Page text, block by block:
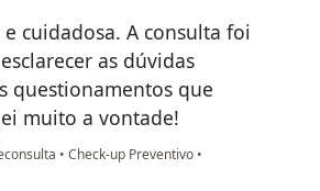
cuidadosa. A consulta foi
as dúvidas
questionamentos que
muito a vontade!
• Check-up Preventivo •